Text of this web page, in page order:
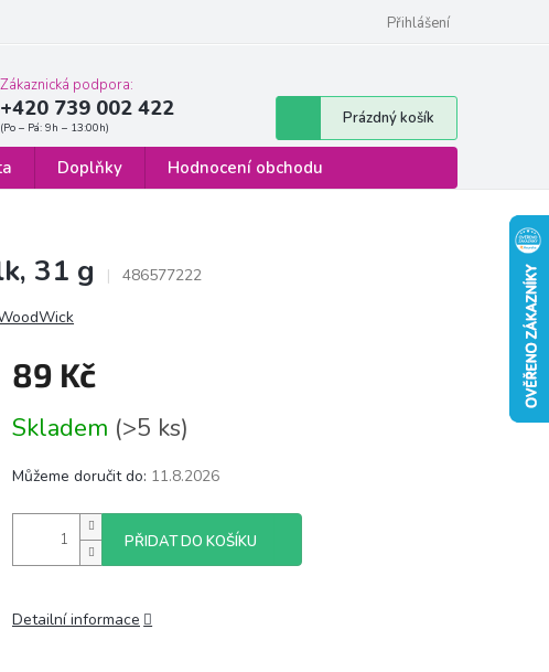
Formulář pro odstoupení od smlouvy
Přihlášení
Zákaznická podpora:
+420 739 002 422
Nákupní
košík
Prázdný košík
Doplňky Hodnocení obchodu
31 g 486577222
89 Kč
cena:
Skladem (>5 ks)
Můžeme doručit do: 11.8.2026
PŘIDAT DO KOŠÍKU
Detailní informace